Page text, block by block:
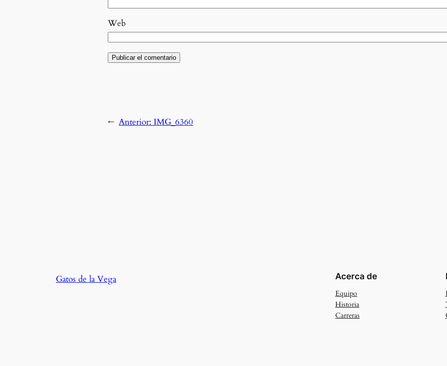
Web
← Anterior: IMG_6360
Gatos de la Vega Acerca de
Equipo
Historia
Carreras